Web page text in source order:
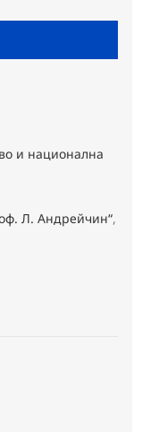
и национална
Л. Андрейчин“,